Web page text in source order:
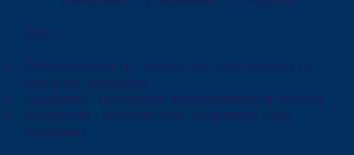
Здесь:
Обоснованность - насколько обоснована та
или иная задержка
Задержка - насколько задерживается оплата
Ускорение - возможность сократить срок
задержки